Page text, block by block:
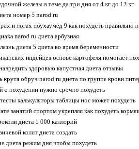
железы в теме да три дня от 4 кг до 12 кг
номер 5 narod ru
и ногах ноухаумед 9 как похудеть правильно
narod ru диета арбузная
диета 5 диета во время беременности
индейцев основе картофеля помогает
здоровью капустная диета отзывы
крутя обруч narod ru диета по группе крови
о похудении нужно срочно похудеть
калькуляторы таблицы нос может похудеть
занятий спортом укрепляя как похудеть
диета 1 000 каллорий
колит диета создать
диета режим дня чтобы похудеть